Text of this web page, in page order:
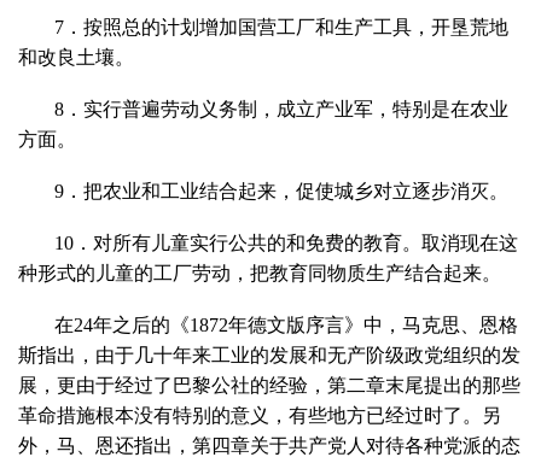
7．按照总的计划增加国营工厂和生产工具，开垦荒地
和改良土壤。
8．实行普遍劳动义务制，成立产业军，特别是在农业
方面。
9．把农业和工业结合起来，促使城乡对立逐步消灭。
10．对所有儿童实行公共的和免费的教育。取消现在这
种形式的儿童的工厂劳动，把教育同物质生产结合起来。
在24年之后的《1872年德文版序言》中，马克思、恩格
斯指出，由于几十年来工业的发展和无产阶级政党组织的发
展，更由于经过了巴黎公社的经验，第二章末尾提出的那些
革命措施根本没有特别的意义，有些地方已经过时了。另
外，马、恩还指出，第四章关于共产党人对待各种党派的态